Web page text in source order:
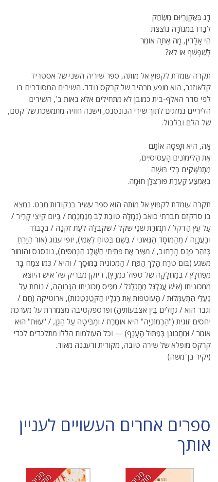
דָּג בְּאַקְוַרְיוּם מְשַׂחֵק
לְבַדּוֹ בִּמְנוֹרָה נוֹצֶצֶת.
הֵי אָלָדִין, מָה אַתָּה אוֹמֵר
לְשַׁפְשֵׁף אוֹ לֹא?
תקרה עומדת לקפוץ אל מותה, ספר שיריה השני של אסטריד
קלאוזנר, הוא מופע מרהיב של קרקס נודד. השירים המסודרים בו
לפי סדר האלף-בית כמובן לא מתחילים אלא באות ב', השירים
הליריים נמזגים לתוך שירי הנונסנס, וישנה חוויה מתמשכת של קסם,
של הלם ובלבול.
אָה, הִיא תָּפְסָה אוֹתָם
אֶת הַלִּימוֹנִים הָעֲסִיסִיִּים,
מִתְנַשְּׁקִים בְּלִי בּוּשָׁה
בְּאֶמְצַע קַעֲרַת פּוֹרְצֶלָן חוּמָה.
תקרה עומדת לקפוץ אל מותה הוא ספר עשיר בנקודות מבט. נמצא
בו סרקזם חברתי כואב (נְמָלָה טוֹבַת לֵב מְנַמְנֶמֶת / בְּיוֹם קֵיצִי קָרִיר /
עַל עֵץ הַדֶּקֶל / תְּמוּרַת שְׁנֵי שֶׁקֶל / שֶׁקִּבְּלָה לְעֵת זִקְנָה / בְּכָבוֹד
וּבַעֲנָוָה / מֵהַמּוֹסָד הַגְּאוֹנִי / בְּשֵׁם בִּטּוּחַ לְאֻמִּי), יופי ענוג (אוֹר הַיָּרֵחַ
כְּזֹהַר פָּנַס הָרְחוֹב, / מֵאִיר אֶת פְּתִיתֵי הַשֶּׁלֶג הַנְּמַסִּים), נונסנס והומור
משגע (בּוּם טְרַח הָלַךְ הַפַּח / הַמְּכוֹנִית בַּמּוּסָךְ / וְהִיא / כְּמוֹ צֶמַח בָּר
מְפֻחְלָץ / בְּמַחְלָקָה שֶׁל טִפּוּל נִמְרָץ), דיוקן מבריק של איש היוצא
ממכוניתו (אִישׁ עֲגַלְגַּל מִתְגַּלְגֵּל / מִכִּיס מְכוֹנִיתוֹ הַגְּבוֹהָה, / נוֹחֵת עַל
נַעֲלֵי הִתְעַמְּלוּת / הָעוֹטְפוֹת אֶת רַגְלָיו הַקְּטַנְטַנּוֹת), ארוטיקה (חַם /
וְגֶבֶר הוּא / גֶּחָלִים בֵּין אֶצְבְּעוֹתֶיהָ) ופרספקטיבה מצמררת על מערכת
יחסים זוגית ("הַרְמוֹנְיָה" הִיא אוֹמֶרֶת / וּמַבִּיטָה עַל הַגַּן, / "עִוּוּת" הוּא
אוֹמֵר / וּמִתְבּוֹנֵן בְּפִתּוּל הֶעָנָף) — וכל העולמות הללו מתלכדים לכדי
קרקס מופלא של שירה טובה, מקורית ורעננה מאוד.
(יקיר בן־משה)
ספרים אחרים העשויים לעניין
אותך